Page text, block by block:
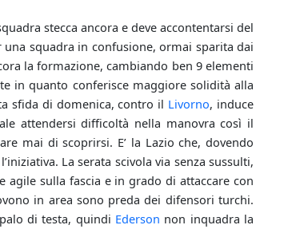
stecca ancora e deve accontentarsi del
squadra in confusione, ormai sparita dai
la formazione, cambiando ben 9 elementi
in quanto conferisce maggiore solidità alla
sfida di domenica, contro il Livorno, induce
attendersi difficoltà nella manovra così il
mai di scoprirsi. E’ la Lazio che, dovendo
La serata scivola via senza sussulti,
agile sulla fascia e in grado di attaccare con
in area sono preda dei difensori turchi.
di testa, quindi Ederson non inquadra la